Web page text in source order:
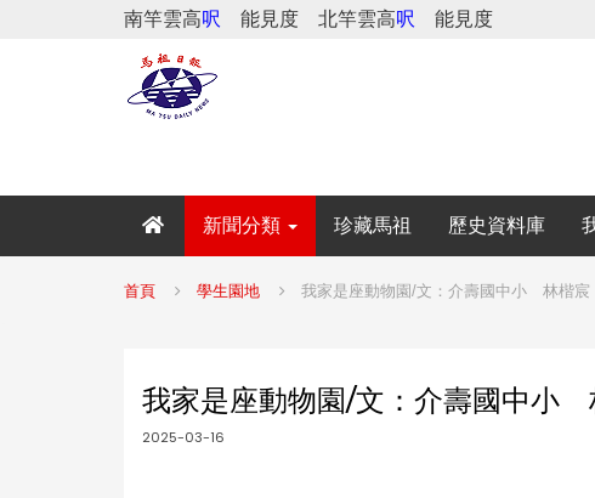
南竿雲高呎 能見度 北竿雲高呎 能見度
新聞分類 珍藏馬祖 歷史資料庫
首頁 學生園地 我家是座動物園/文：介壽國中小 林楷宸
我家是座動物園/文：介壽國中小
2025-03-16